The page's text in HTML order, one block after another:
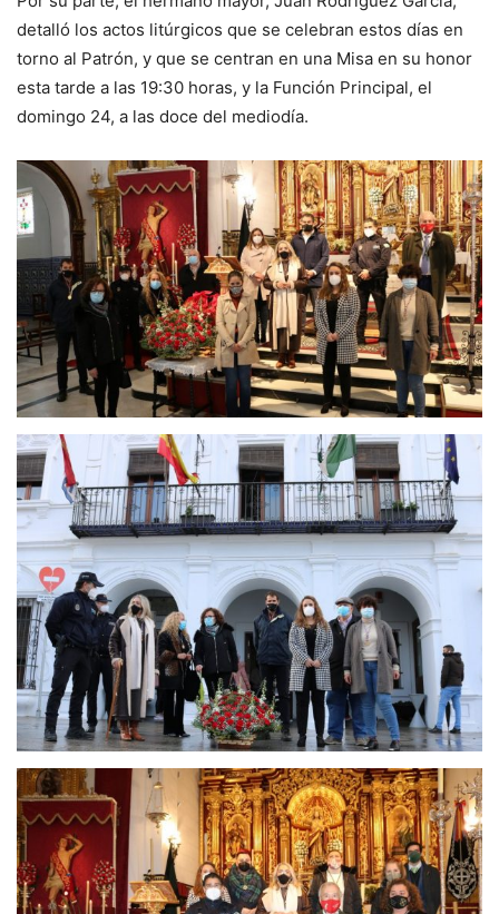
detalló los actos litúrgicos que se celebran estos días en
torno al Patrón, y que se centran en una Misa en su honor
esta tarde a las 19:30 horas, y la Función Principal, el
domingo 24, a las doce del mediodía.